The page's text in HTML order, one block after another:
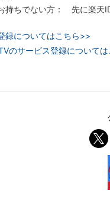
持ちでない方： 先に楽天
録についてはこちら>>
のサービス登録について